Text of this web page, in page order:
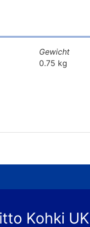
Gewicht
0.75 kg
Kohki UK